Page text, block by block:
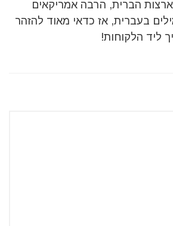
הברית, הרבה אמריקאים
בעברית, אז כדאי מאוד להזהר
ליד הלקוחות!